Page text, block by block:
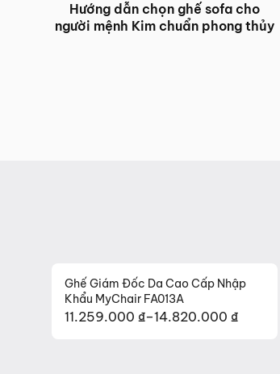
Hướng dẫn chọn ghế sofa cho
người mệnh Kim chuẩn phong thủy
Ghế Giám Đốc Da Cao Cấp Nhập
Khẩu MyChair FA013A
11.259.000 ₫–14.820.000 ₫
Khoảng